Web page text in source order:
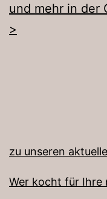
und mehr in der
>
zu unseren a
Wer kocht für Ihre